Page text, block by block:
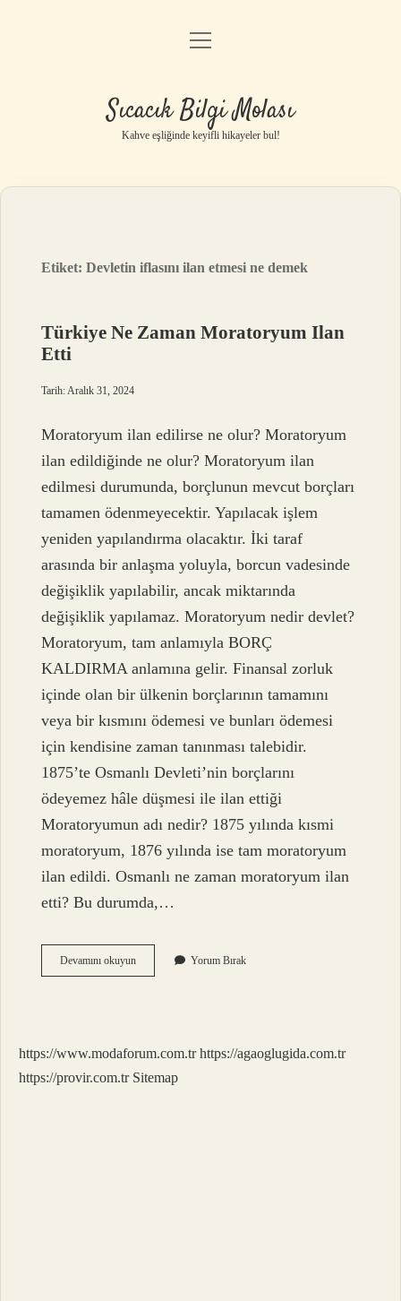
Anasayfa
Yasal Uyarı
menüyü
Sıcacık Bilgi Molası
Kahve eşliğinde keyifli hikayeler bul!
Etiket:Devletin iflasını ilan etmesi ne demek
Türkiye Ne Zaman Moratoryum Ilan
Etti
Tarih: Aralık 31, 2024
Moratoryum ilan edilirse ne olur? Moratoryum
ilan edildiğinde ne olur? Moratoryum ilan
edilmesi durumunda, borçlunun mevcut borçları
tamamen ödenmeyecektir. Yapılacak işlem
yeniden yapılandırma olacaktır. İki taraf
arasında bir anlaşma yoluyla, borcun vadesinde
değişiklik yapılabilir, ancak miktarında
değişiklik yapılamaz. Moratoryum nedir devlet?
Moratoryum, tam anlamıyla BORÇ
KALDIRMA anlamına gelir. Finansal zorluk
içinde olan bir ülkenin borçlarının tamamını
veya bir kısmını ödemesi ve bunları ödemesi
için kendisine zaman tanınması talebidir.
1875’te Osmanlı Devleti’nin borçlarını
ödeyemez hâle düşmesi ile ilan ettiği
Moratoryumun adı nedir? 1875 yılında kısmi
moratoryum, 1876 yılında ise tam moratoryum
ilan edildi. Osmanlı ne zaman moratoryum ilan
etti? Bu durumda,…
Devamını okuyunTürkiye
Ne
Yorum Bırak
https://www.modaforum.com.tr https://agaoglugida.com.tr
https://provir.com.tr Sitemap